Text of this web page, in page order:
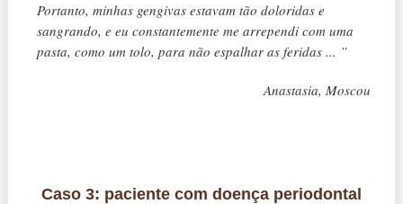
Portanto, minhas gengivas estavam tão doloridas e
sangrando, e eu constantemente me arrependi com uma
pasta, como um tolo, para não espalhar as feridas ... ”
Anastasia, Moscou
Caso 3: paciente com doença periodontal